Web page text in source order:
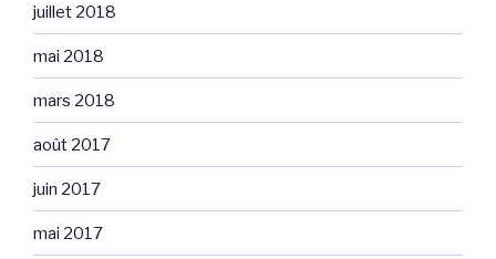
juillet 2018
mai 2018
mars 2018
août 2017
juin 2017
mai 2017